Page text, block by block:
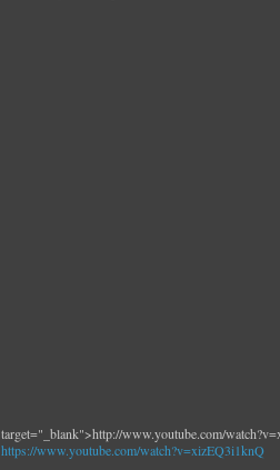
target="_blank">http://www.youtube.com/
https://www.youtube.com/watch?v=xizEQ3i1knQ